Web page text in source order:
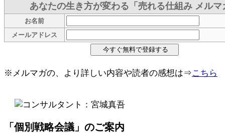
あなたの生き方が変わる「売れる仕組み メルマ
お名前
メールアドレス
※メルマガの、より詳しい内容や読者の感想は⇒こちら
「個別戦略会議」のご案内